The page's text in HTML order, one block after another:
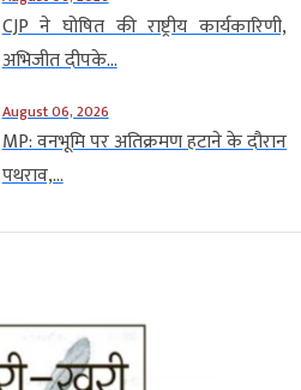
CJP ने घोषित की राष्ट्रीय कार्यकारिणी,
अभिजीत दीपके...
August 06, 2026
MP: वनभूमि पर अतिक्रमण हटाने के दौरान
पथराव,...